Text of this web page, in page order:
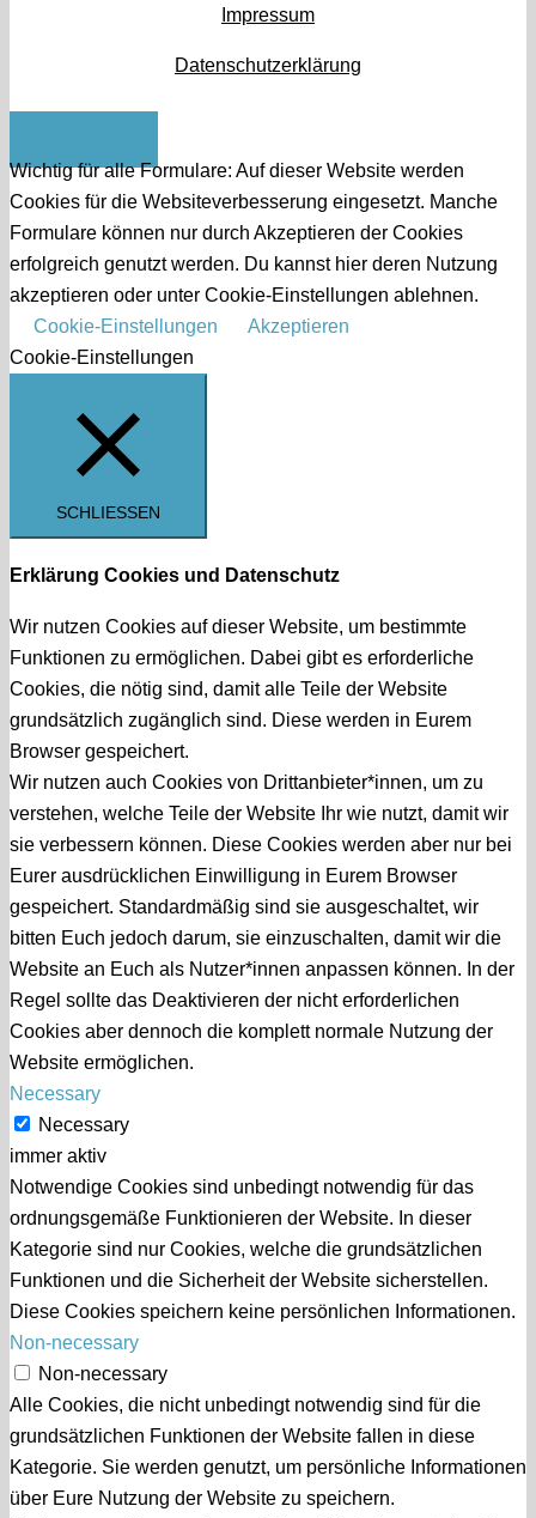
Impressum
Datenschutzerklärung
Wichtig für alle Formulare: Auf dieser Website werden
Cookies für die Websiteverbesserung eingesetzt. Manche
Formulare können nur durch Akzeptieren der Cookies
erfolgreich genutzt werden. Du kannst hier deren Nutzung
akzeptieren oder unter Cookie-Einstellungen ablehnen.
Cookie-Einstellungen
Akzeptieren
Cookie-Einstellungen
SCHLIESSEN
Erklärung Cookies und Datenschutz
Wir nutzen Cookies auf dieser Website, um bestimmte
Funktionen zu ermöglichen. Dabei gibt es erforderliche
Cookies, die nötig sind, damit alle Teile der Website
grundsätzlich zugänglich sind. Diese werden in Eurem
Browser gespeichert.
Wir nutzen auch Cookies von Drittanbieter*innen, um zu
verstehen, welche Teile der Website Ihr wie nutzt, damit wir
sie verbessern können. Diese Cookies werden aber nur bei
Eurer ausdrücklichen Einwilligung in Eurem Browser
gespeichert. Standardmäßig sind sie ausgeschaltet, wir
bitten Euch jedoch darum, sie einzuschalten, damit wir die
Website an Euch als Nutzer*innen anpassen können. In der
Regel sollte das Deaktivieren der nicht erforderlichen
Cookies aber dennoch die komplett normale Nutzung der
Website ermöglichen.
Necessary
Necessary
immer aktiv
Notwendige Cookies sind unbedingt notwendig für das
ordnungsgemäße Funktionieren der Website. In dieser
Kategorie sind nur Cookies, welche die grundsätzlichen
Funktionen und die Sicherheit der Website sicherstellen.
Diese Cookies speichern keine persönlichen Informationen.
Non-necessary
Non-necessary
Alle Cookies, die nicht unbedingt notwendig sind für die
grundsätzlichen Funktionen der Website fallen in diese
Kategorie. Sie werden genutzt, um persönliche Informationen
über Eure Nutzung der Website zu speichern.